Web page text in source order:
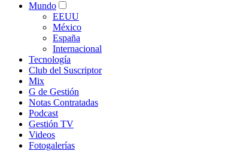
Mundo
EEUU
México
España
Internacional
Tecnología
Club del Suscriptor
Mix
G de Gestión
Notas Contratadas
Podcast
Gestión TV
Videos
Fotogalerías